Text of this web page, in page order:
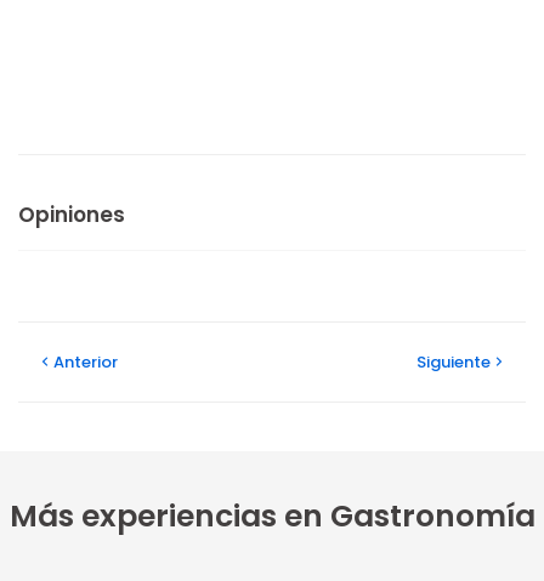
Opiniones
Anterior Siguiente
Más experiencias en Gastronomía